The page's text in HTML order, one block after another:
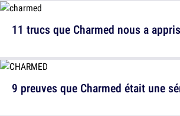
11 trucs que Charmed nous a
9 preuves que Charmed était une